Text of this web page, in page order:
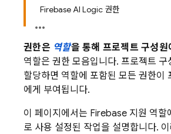
Firebase AI Logic 권한
권한은 역할을 통해 프로젝트 구성
역할은 권한 모음입니다. 프로젝트 구
할당하면 역할에 포함된 모든 권한이
에게 부여됩니다.
이 페이지에서는 Firebase 지원 역할
로 사용 설정된 작업을 설명합니다.